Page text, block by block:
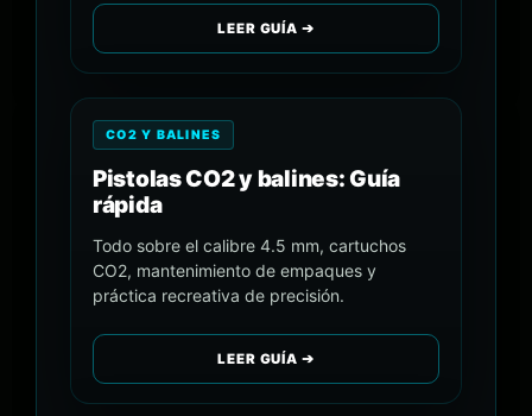
LEER GUÍA ➔
CO2 Y BALINES
Pistolas CO2 y balines: Guía
rápida
Todo sobre el calibre 4.5 mm, cartuchos
CO2, mantenimiento de empaques y
práctica recreativa de precisión.
LEER GUÍA ➔